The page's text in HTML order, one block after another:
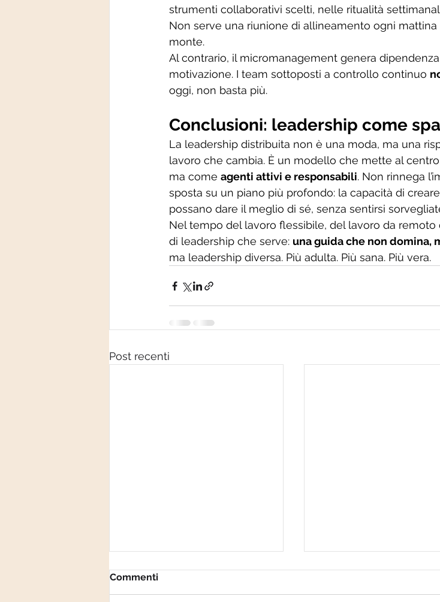
strumenti collaborativi scelti, nelle ritualità
Non serve una riunione di allineamento ogni
monte.
Al contrario, il micromanagement genera
motivazione. I team sottoposti a controllo continuo
oggi, non basta più.
Conclusioni: leadership come
La leadership distribuita non è una moda, ma una
lavoro che cambia. È un modello che mette al
ma come agenti attivi e responsabili. Non rinnega
sposta su un piano più profondo: la capacità di
possano dare il meglio di sé, senza sentirsi
Nel tempo del lavoro flessibile, del lavoro da remoto
di leadership che serve: una guida che non domina,
ma leadership diversa. Più adulta. Più sana. Più vera.
Post recenti
Commenti